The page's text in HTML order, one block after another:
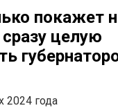
покажет
целую
2024 года